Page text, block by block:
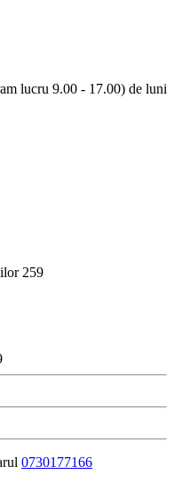
lucru 9.00 - 17.00) de luni
259
0730177166